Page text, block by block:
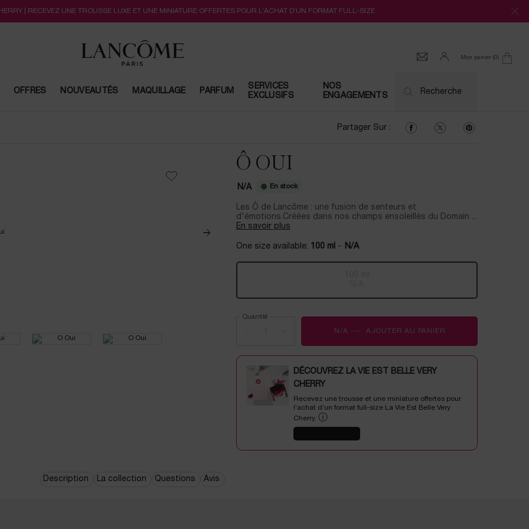
| RECEVEZ UNE TROUSSE LUXE ET UNE MINIATURE OFFERTES POUR L’ACHAT D’UN FORMAT FULL-SIZE
Mon panier 0
0 produit
OFFRES NOUVEAUTÉS MAQUILLAGE PARFUM
SERVICES
EXCLUSIFS
NOS
ENGAGEMENTS
Recherche
Partager Sur : Partager Sur : Facebook
Partager Sur : Twitter
Partager Sur :
Ô OUI
N/A En stock
Les Ô de Lancôme : une fusion de senteurs et
d'émotions.Créées dans nos champs ensoleillés du Domain ...
En savoir plus
One size available: 100 ml - N/A
Quantité
N/A ― AJOUTER AU PANIER
DÉCOUVREZ LA VIE EST BELLE VERY
CHERRY
Recevez une trousse et une miniature offertes pour
l’achat d’un format full-size La Vie Est Belle Very
Cherry. ⓘ
Description La collection Questions Avis